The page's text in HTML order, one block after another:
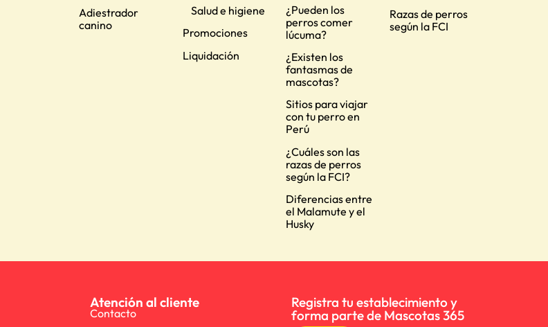
Adiestrador
canino
Salud e higiene
Promociones
Liquidación
¿Pueden los
perros comer
lúcuma?
¿Existen los
fantasmas de
mascotas?
Sitios para viajar
con tu perro en
Perú
¿Cuáles son las
razas de perros
según la FCI?
Diferencias entre
el Malamute y el
Husky
Razas de perros
según la FCI
Atención al cliente
Contacto
Registra tu establecimiento y
forma parte de Mascotas 365